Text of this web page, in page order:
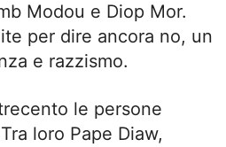
Modou e Diop Mor.
per dire ancora no, un
e razzismo.
le persone
loro Pape Diaw,